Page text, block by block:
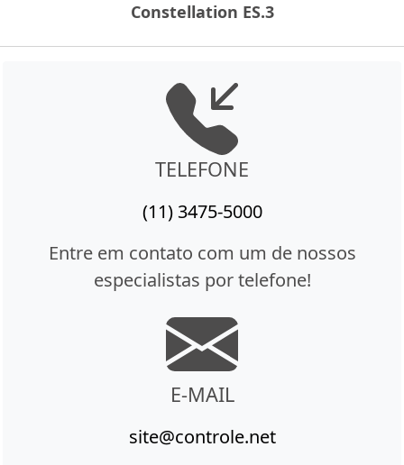
Constellation ES.3
TELEFONE
(11) 3475-5000
Entre em contato com um de nossos
especialistas por telefone!
E-MAIL
site@controle.net